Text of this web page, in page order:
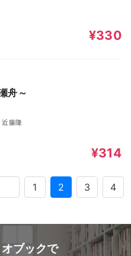
¥330
舟～
近藤隆
¥314
1 2 3 4
ブックで